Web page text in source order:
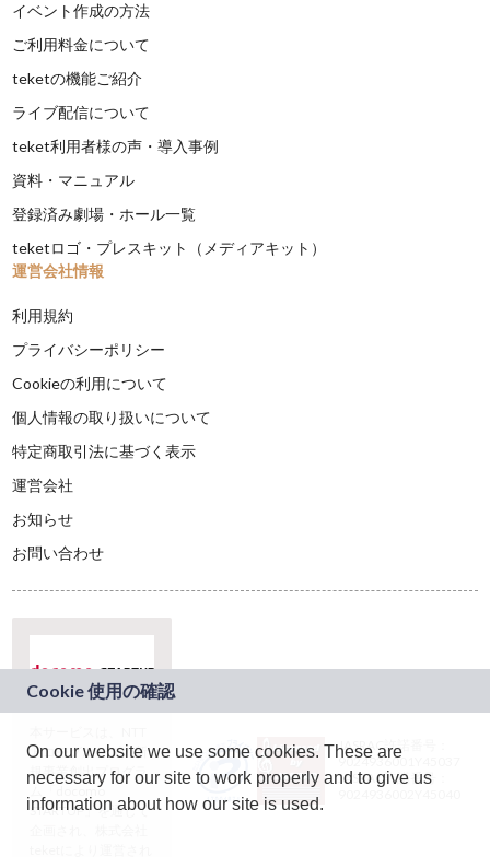
イベント作成の方法
ご利用料金について
teketの機能ご紹介
ライブ配信について
teket利用者様の声・導入事例
資料・マニュアル
登録済み劇場・ホール一覧
teketロゴ・プレスキット（メディアキット）
運営会社情報
利用規約
プライバシーポリシー
Cookieの利用について
個人情報の取り扱いについて
特定商取引法に基づく表示
運営会社
お知らせ
お問い合わせ
ドコモグループの新
規事業創出プログラ
ム「docomo
STARTUP」を通じて
JASRAC許諾番号：
9024936001Y45037
JASRAC許諾番号：
On our website we use some cookies. These are
necessary for our site to work properly and to give us
information about how our site is used.